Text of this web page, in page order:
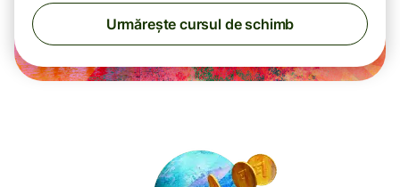
Urmărește cursul de schimb